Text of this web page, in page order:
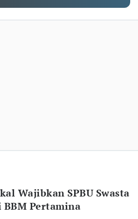
Wajibkan SPBU Swasta
BBM Pertamina